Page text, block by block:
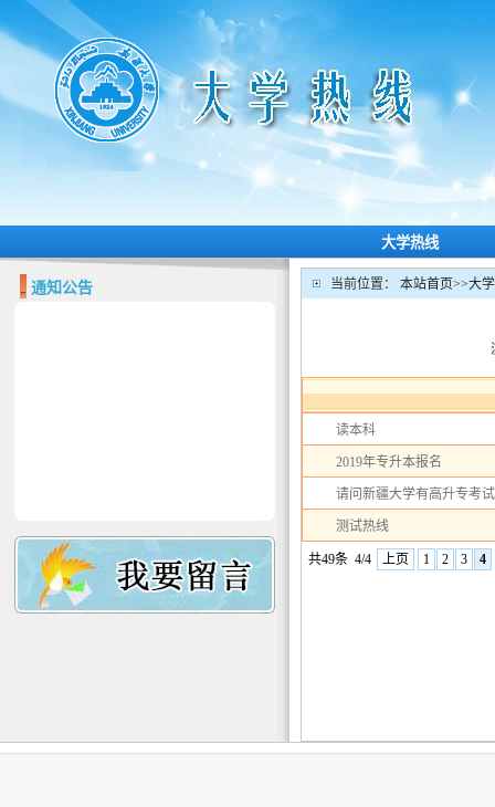
大学热线
通知公告 当前位置： 本站首页>>大
读本科
2019年专升本报名
请问新疆大学有高升专考
测试热线
共49条 4/4 上页 1 2 3 4